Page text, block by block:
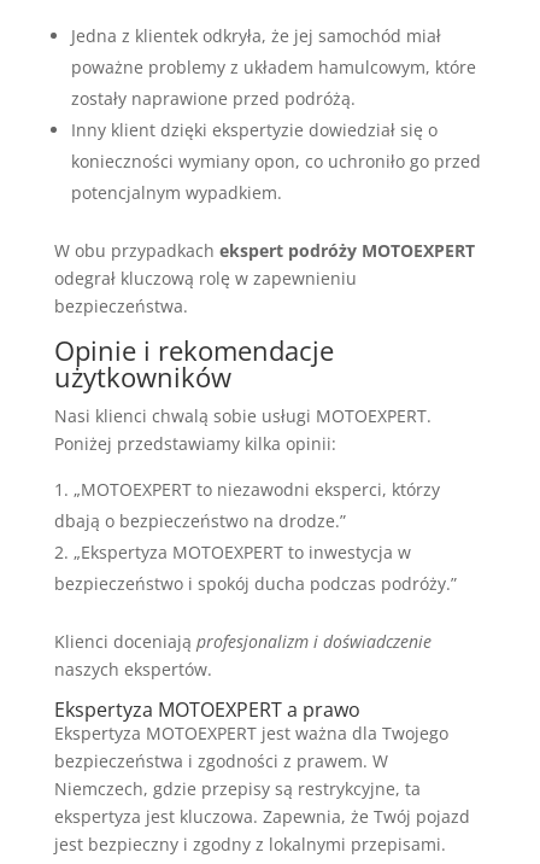
Jedna z klientek odkryła, że jej samochód miał
poważne problemy z układem hamulcowym, które
zostały naprawione przed podróżą.
Inny klient dzięki ekspertyzie dowiedział się o
konieczności wymiany opon, co uchroniło go przed
potencjalnym wypadkiem.
W obu przypadkach ekspert podróży MOTOEXPERT
odegrał kluczową rolę w zapewnieniu
bezpieczeństwa.
Opinie i rekomendacje
użytkowników
Nasi klienci chwalą sobie usługi MOTOEXPERT.
Poniżej przedstawiamy kilka opinii:
„MOTOEXPERT to niezawodni eksperci, którzy
dbają o bezpieczeństwo na drodze.”
„Ekspertyza MOTOEXPERT to inwestycja w
bezpieczeństwo i spokój ducha podczas podróży.”
Klienci doceniają profesjonalizm i doświadczenie
naszych ekspertów.
Ekspertyza MOTOEXPERT a prawo
Ekspertyza MOTOEXPERT jest ważna dla Twojego
bezpieczeństwa i zgodności z prawem. W
Niemczech, gdzie przepisy są restrykcyjne, ta
ekspertyza jest kluczowa. Zapewnia, że Twój pojazd
jest bezpieczny i zgodny z lokalnymi przepisami.